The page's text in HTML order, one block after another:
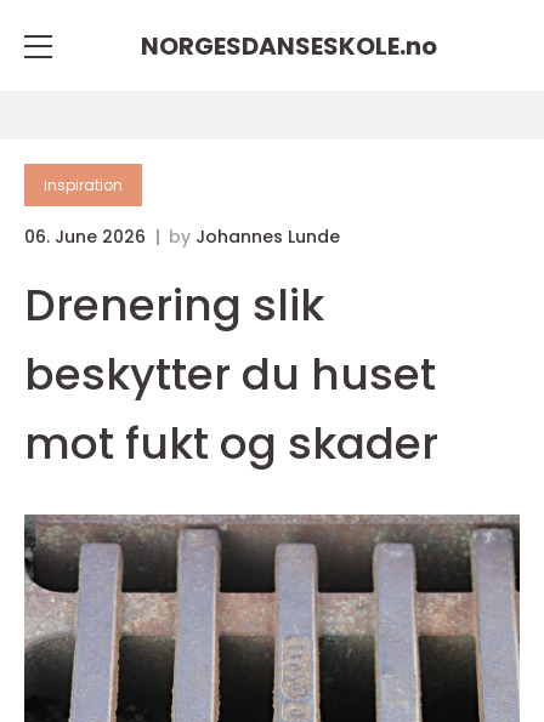
NORGESDANSESKOLE.no
inspiration
06. June 2026 by Johannes Lunde
Drenering slik
beskytter du huset
mot fukt og skader